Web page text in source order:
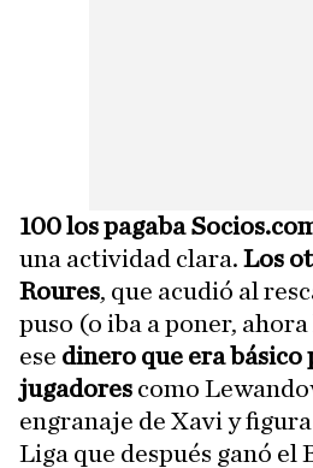
100 los pagaba
una actividad clara. Los
Roures, que acudió al
puso (o iba a poner,
ese dinero que era
jugadores como
engranaje de Xavi y
Liga que después ganó el